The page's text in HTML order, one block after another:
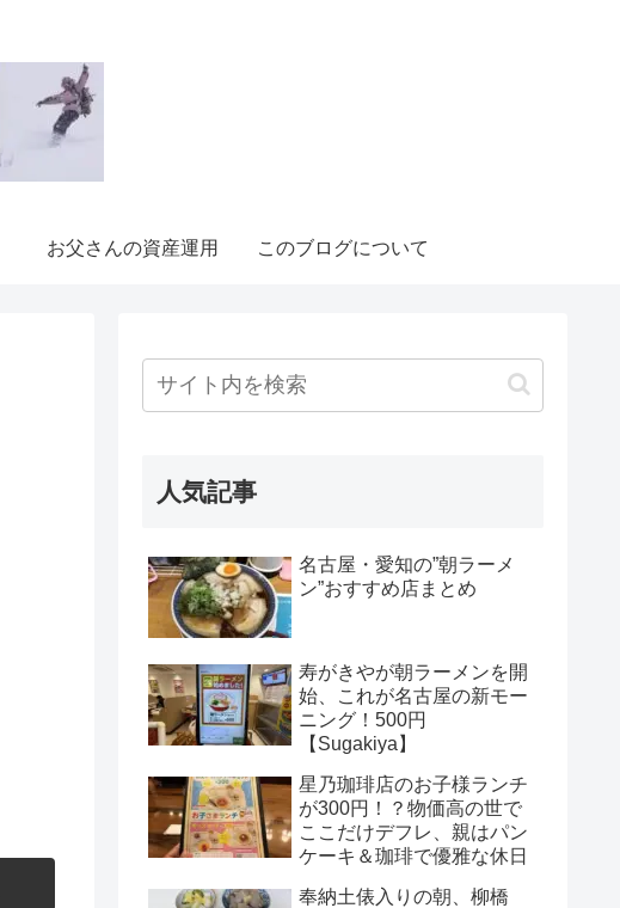
お父さんの資産運用 このブログについて
人気記事
名古屋・愛知の”朝ラーメ
ン”おすすめ店まとめ
寿がきやが朝ラーメンを開
始、これが名古屋の新モー
ニング！500円
【Sugakiya】
星乃珈琲店のお子様ランチ
が300円！？物価高の世で
ここだけデフレ、親はパン
ケーキ＆珈琲で優雅な休日
奉納土俵入りの朝、柳橋